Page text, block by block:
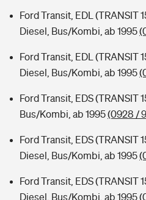
Ford Transit, EDL (TRANSIT
Diesel, Bus/Kombi, ab 1995
Ford Transit, EDL (TRANSIT
Diesel, Bus/Kombi, ab 1995
Ford Transit, EDS (TRANSIT
Bus/Kombi, ab 1995(0928 /
Ford Transit, EDS (TRANSIT
Diesel, Bus/Kombi, ab 1995
Ford Transit, EDS (TRANSIT
Diesel, Bus/Kombi, ab 1995